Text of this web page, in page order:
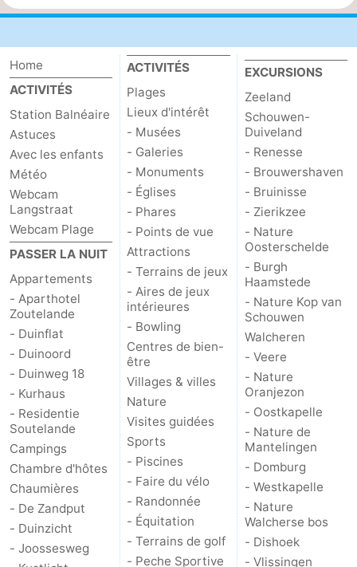
Home
ACTIVITÉS
Station Balnéaire
Astuces
Avec les enfants
Météo
Webcam
Langstraat
Webcam Plage
PASSER LA NUIT
Appartements
- Aparthotel
Zoutelande
- Duinflat
- Duinoord
- Duinweg 18
- Kurhaus
- Residentie
Soutelande
Campings
Chambre d'hôtes
Chaumières
- De Zandput
- Duinzicht
- Joossesweg
ACTIVITÉS
Plages
Lieux d'intérêt
- Musées
- Galeries
- Monuments
- Églises
- Phares
- Points de vue
Attractions
- Terrains de jeux
- Aires de jeux
intérieures
- Bowling
Centres de bien-
être
Villages & villes
Nature
Visites guidées
Sports
- Piscines
- Faire du vélo
- Randonnée
- Équitation
- Terrains de golf
- Peche Sportive
EXCURSIONS
Zeeland
Schouwen-
Duiveland
- Renesse
- Brouwershaven
- Bruinisse
- Zierikzee
- Nature
Oosterschelde
- Burgh
Haamstede
- Nature Kop van
Schouwen
Walcheren
- Veere
- Nature
Oranjezon
- Oostkapelle
- Nature de
Mantelingen
- Domburg
- Westkapelle
- Nature
Walcherse bos
- Dishoek
- Vlissingen